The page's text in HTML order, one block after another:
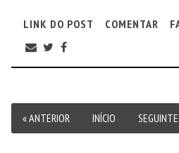
LINK DO POST COMENTAR
« ANTERIOR INÍCIO